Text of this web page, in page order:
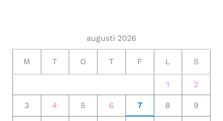
augusti 2026
M T O T F L S
1 2
3 4 5 6 7 8 9